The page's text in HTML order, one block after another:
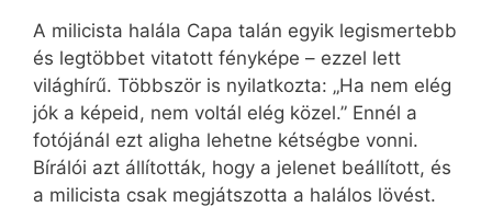
A milicista halála Capa talán egyik legismertebb
és legtöbbet vitatott fényképe – ezzel lett
világhírű. Többször is nyilatkozta: „Ha nem elég
jók a képeid, nem voltál elég közel.” Ennél a
fotójánál ezt aligha lehetne kétségbe vonni.
Bírálói azt állították, hogy a jelenet beállított, és
a milicista csak megjátszotta a halálos lövést.